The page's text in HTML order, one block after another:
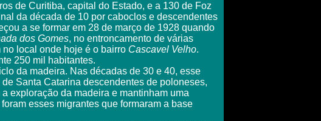
de Curitiba, capital do Estado, e a 130 de Foz
da década de 10 por caboclos e descendentes
a se formar em 28 de março de 1928 quando
dos Gomes, no entroncamento de várias
local onde hoje é o bairro Cascavel Velho.
250 mil habitantes.
da madeira. Nas décadas de 30 e 40, esse
Santa Catarina descendentes de poloneses,
exploração da madeira e mantinham uma
esses migrantes que formaram a base